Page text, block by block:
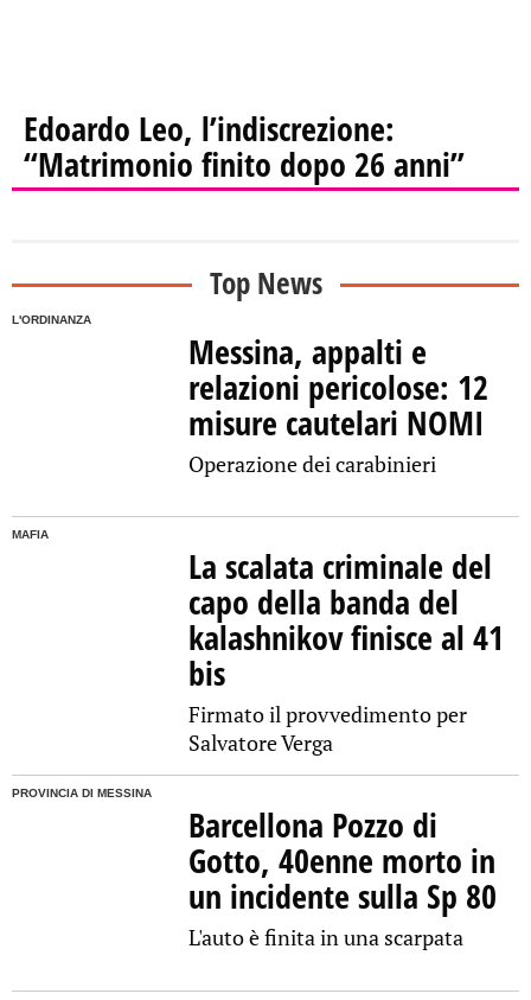
Edoardo Leo, l’indiscrezione:
“Matrimonio finito dopo 26 anni”
Top News
L'ORDINANZA
Messina, appalti e
relazioni pericolose: 12
misure cautelari NOMI
Operazione dei carabinieri
MAFIA
La scalata criminale del
capo della banda del
kalashnikov finisce al 41
bis
Firmato il provvedimento per
Salvatore Verga
PROVINCIA DI MESSINA
Barcellona Pozzo di
Gotto, 40enne morto in
un incidente sulla Sp 80
L'auto è finita in una scarpata